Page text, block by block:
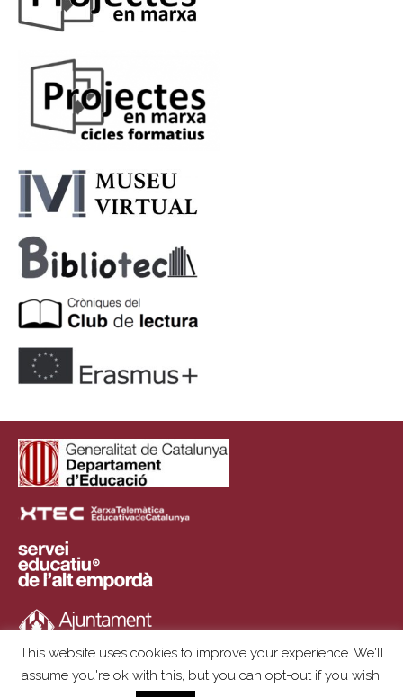
Copyright © 2025 | Institut Ramon Muntaner | Plaça de l'Institut, S/N ·
This website uses cookies to improve your experience. We'll
assume you're ok with this, but you can opt-out if you wish.